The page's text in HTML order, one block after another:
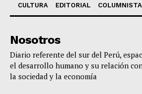
CULTURA
EDITORIAL
Nosotros
Diario referente del sur del Perú,
el desarrollo humano y su relación
la sociedad y la economía